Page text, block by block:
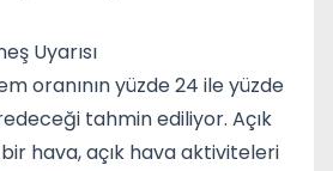
Uyarısı
oranının yüzde 24 ile yüzde
tahmin ediliyor. Açık
hava, açık hava aktiviteleri